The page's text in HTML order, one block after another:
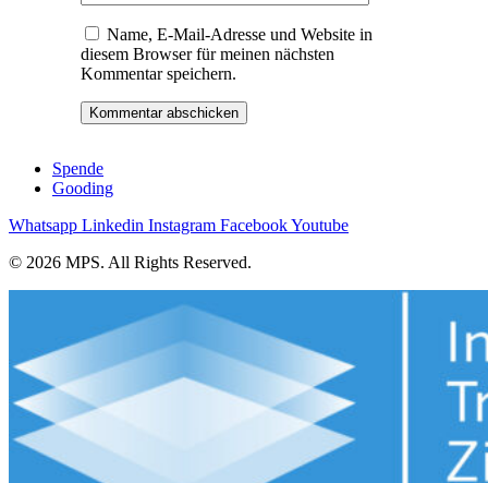
Name, E-Mail-Adresse und Website in
diesem Browser für meinen nächsten
Kommentar speichern.
Spende
Gooding
Whatsapp Linkedin Instagram FacebookYoutube
© 2026 MPS. All Rights Reserved.